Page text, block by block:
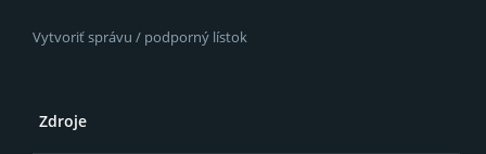
Vytvoriť správu / podporný lístok
Zdroje